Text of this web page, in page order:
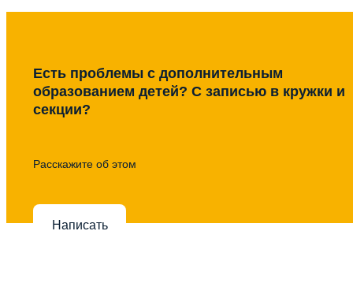
Есть проблемы с дополнительным
образованием детей? С записью в кружки и
секции?
Расскажите об этом
Написать